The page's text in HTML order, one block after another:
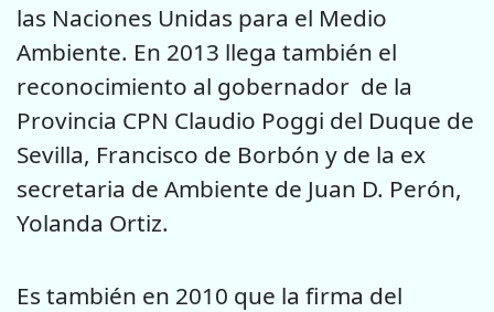
las Naciones Unidas para el Medio
Ambiente. En 2013 llega también el
reconocimiento al gobernador de la
Provincia CPN Claudio Poggi del Duque de
Sevilla, Francisco de Borbón y de la ex
secretaria de Ambiente de Juan D. Perón,
Yolanda Ortiz.
Es también en 2010 que la firma del